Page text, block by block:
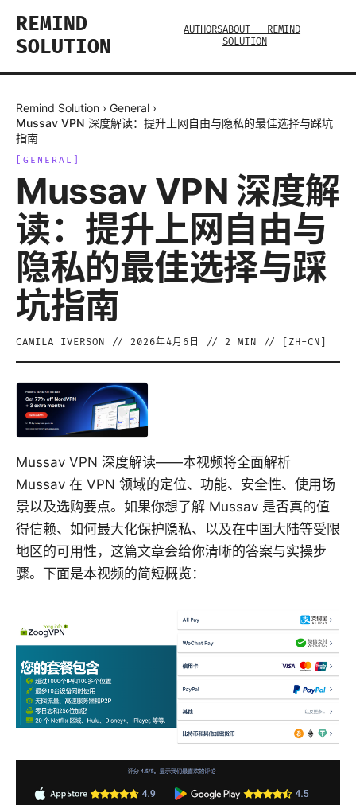
REMIND
SOLUTION
AUTHORSABOUT — REMIND
SOLUTION
Remind Solution › General ›
Mussav VPN 深度解读：提升上网自由与隐私的最佳选择与踩坑
指南
GENERAL
Mussav VPN 深度解
读：提升上网自由与
隐私的最佳选择与踩
坑指南
CAMILA IVERSON // 2026年4月6日 // 2 MIN // [ ZH-CN
Mussav VPN 深度解读——本视频将全面解析
Mussav 在 VPN 领域的定位、功能、安全性、使用场
景以及选购要点。如果你想了解 Mussav 是否真的值
得信赖、如何最大化保护隐私、以及在中国大陆等受限
地区的可用性，这篇文章会给你清晰的答案与实操步
骤。下面是本视频的简短概览：